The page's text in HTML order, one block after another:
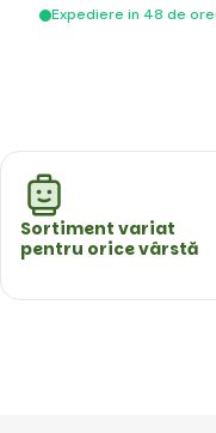
Expediere in 48 de ore
Sortiment variat
pentru orice vârstă